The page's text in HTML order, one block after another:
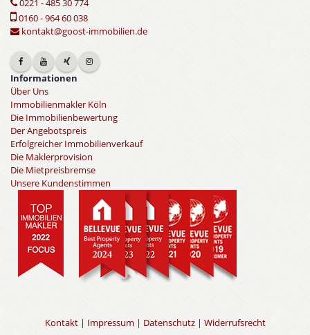
0221 - 485 30 774
0160 - 964 60 038
kontakt@goost-immobilien.de
Informationen
Über Uns
Immobilienmakler Köln
Die Immobilienbewertung
Der Angebotspreis
Erfolgreicher Immobilienverkauf
Die Maklerprovision
Die Mietpreisbremse
Unsere Kundenstimmen
Kontakt| Impressum | Datenschutz| Widerrufsrecht